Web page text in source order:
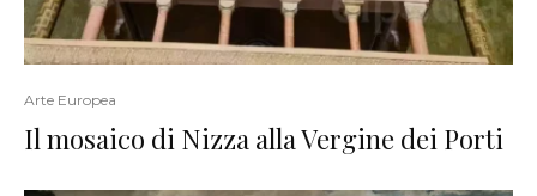
Arte Europea
Il mosaico di Nizza alla Vergine dei Porti